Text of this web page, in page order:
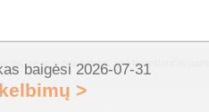
savo srities lyderei, veiklą vystančiai
baigėsi 2026-07-31
>